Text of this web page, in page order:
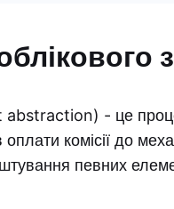
abstraction) - це
комісії до
певних